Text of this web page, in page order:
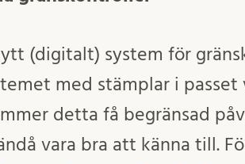
(digitalt) system för
med stämplar i
detta få begränsad
vara bra att känna till.